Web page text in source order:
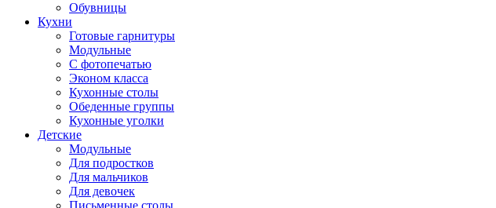
Обувницы
Кухни
Готовые гарнитуры
Модульные
С фотопечатью
Эконом класса
Кухонные столы
Обеденные группы
Кухонные уголки
Детские
Модульные
Для подростков
Для мальчиков
Для девочек
Письменные столы